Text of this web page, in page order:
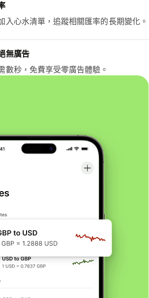
入心水清單，追蹤相關匯率的長期變化。
無廣告
數秒，免費享受零廣告體驗。